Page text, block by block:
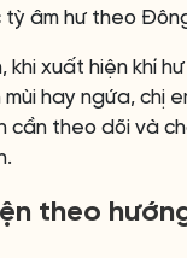
tỳ âm hư theo
khi xuất hiện khí
hay ngứa, chị
cần theo dõi và
theo